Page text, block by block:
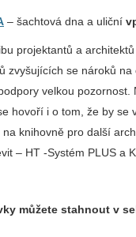
– šachtová dna a uliční
projektantů a
zvyšujících se nároků
velkou
hovoří i o tom, že by se
na knihovně pro další
– HT -Systém PLUS a
můžete stahnout v